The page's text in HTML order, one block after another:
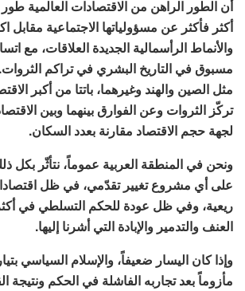
أن الطور الراهن من الاقتصادات العالمية طور
أكثر فأكثر عن مسؤولياتها الاجتماعية مقابل
والأنماط الرأسمالية الجديدة العلاقات، مع
مسبوق في التاريخ البشري في تراكم
مثل الصين والهند وغيرهما، باتتا من أكبر
تركّز الثروات وعن الفوارق بينهما وبين
لجهة حجم الاقتصاد مقارنة بعدد السكان.
ونحن في المنطقة العربية عموماً، نتأثّر بكل
على أي مشروع تغيير تقدّمي، في ظل
ريعية، وفي ظل عودة للحكم التسلطي في
العنف والتدمير والإبادة التي أشرنا إليها.
وإذا كان اليسار ضعيفاً، والإسلام السياسي
مأزوماً بعد تجاربه الفاشلة في الحكم ونتيجة